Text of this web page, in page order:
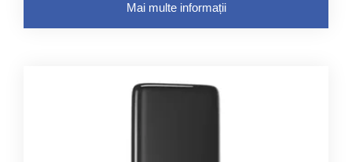
Mai multe informații